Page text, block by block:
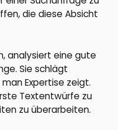
die diese Absicht
analysiert eine gute
Sie schlägt
Expertise zeigt.
Textentwürfe zu
zu überarbeiten.